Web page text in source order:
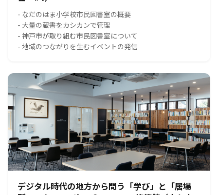
- なだのはま小学校市民図書室の概要
- 大量の蔵書をカシカンで管理
- 神戸市が取り組む市民図書室について
- 地域のつながりを生むイベントの発信
デジタル時代の地方から問う「学び」と「居場